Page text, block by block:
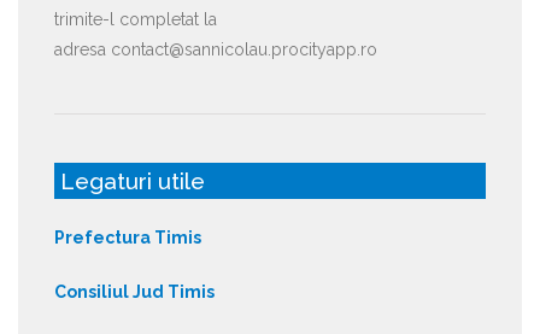
trimite-l completat la
adresa contact@sannicolau.procityapp.ro
Legaturi utile
Prefectura Timis
Consiliul Jud Timis